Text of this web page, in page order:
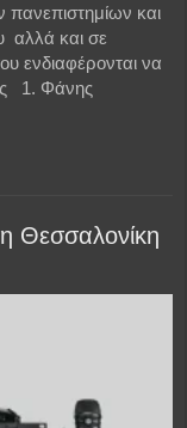
πανεπιστημίων και
αλλά και σε
ενδιαφέρονται να
1. Φάνης
Θεσσαλονίκη